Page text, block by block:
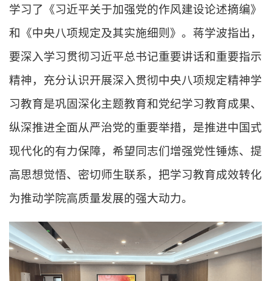
学习了《习近平关于加强党的作风建设论述摘编》
和《中央八项规定及其实施细则》。蒋学波指出，
要深入学习贯彻习近平总书记重要讲话和重要指示
精神，充分认识开展深入贯彻中央八项规定精神学
习教育是巩固深化主题教育和党纪学习教育成果、
纵深推进全面从严治党的重要举措，是推进中国式
现代化的有力保障，希望同志们增强党性锤炼、提
高思想觉悟、密切师生联系，把学习教育成效转化
为推动学院高质量发展的强大动力。